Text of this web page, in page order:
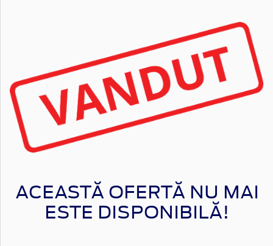
ACEASTĂ OFERTĂ NU MAI
ESTE DISPONIBILĂ!